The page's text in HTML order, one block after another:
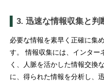
3. 迅速な情報収集と判
必要な情報を素早く正確に集め
す。 情報収集には、インター
く、人脈を活かした情報交換
に、得られた情報を分析し、